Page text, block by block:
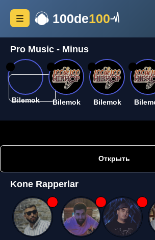
100de100
Pro Music - Minus
Bilemok Bilemok Bilemok
Открыть
Kone Rapperlar